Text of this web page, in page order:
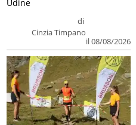
di
Cinzia Timpano
il 08/08/2026
Udine